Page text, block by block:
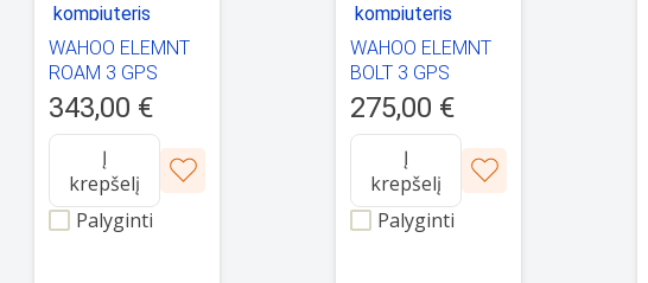
WAHOO ELEMNT
ROAM 3 GPS
dviračių
kompiuteris
343,00 €
Į
krepšelį
Palyginti
WAHOO ELEMNT
BOLT 3 GPS
dviračių
kompiuteris
275,00 €
Į
krepšelį
Palyginti